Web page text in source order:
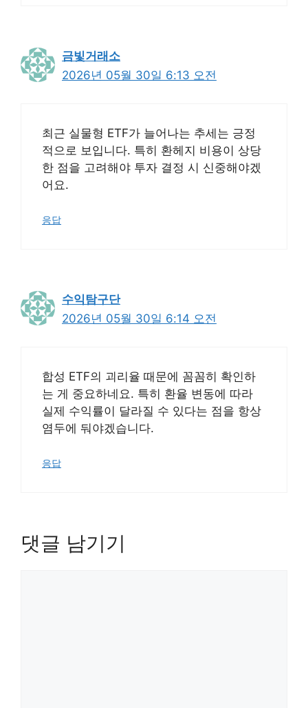
금빛거래소
2026년 05월 30일 6:13 오전
최근 실물형 ETF가 늘어나는 추세는 긍정
적으로 보입니다. 특히 환헤지 비용이 상당
한 점을 고려해야 투자 결정 시 신중해야겠
어요.
응답
수익탐구단
2026년 05월 30일 6:14 오전
합성 ETF의 괴리율 때문에 꼼꼼히 확인하
는 게 중요하네요. 특히 환율 변동에 따라
실제 수익률이 달라질 수 있다는 점을 항상
염두에 둬야겠습니다.
응답
댓글 남기기